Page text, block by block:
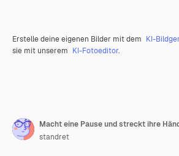
Erstelle deine eigenen Bilder mit dem KI-
sie mit unserem KI-Fotoeditor.
standret